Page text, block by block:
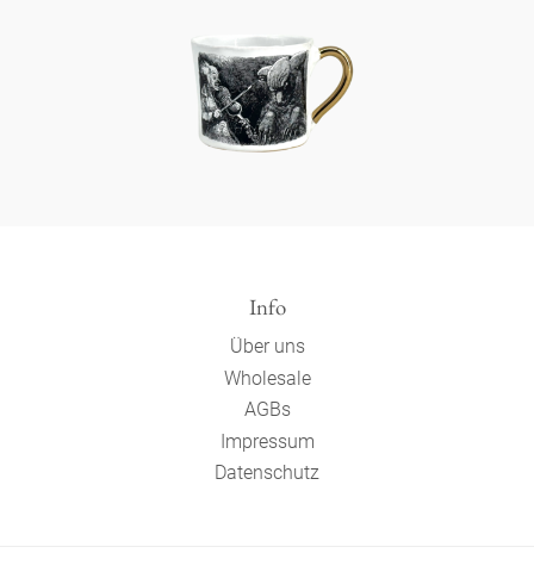
Info
Über uns
Wholesale
AGBs
Impressum
Datenschutz